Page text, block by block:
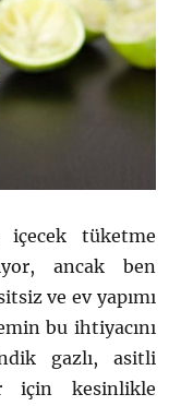
içecek tüketme
ancak ben
ve ev yapımı
bu ihtiyacını
gazlı, asitli
için kesinlikle